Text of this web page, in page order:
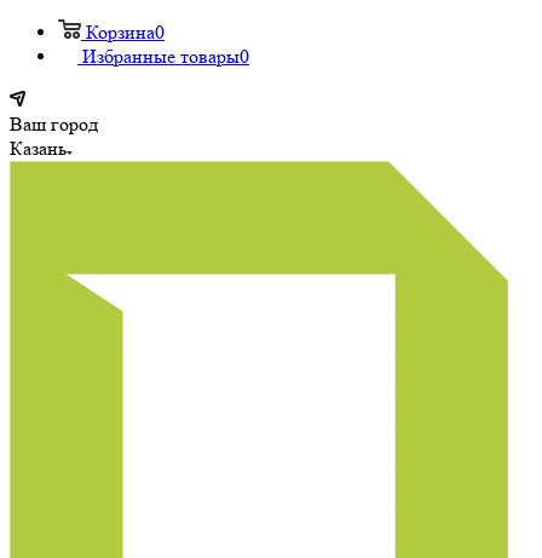
Корзина0
Избранные товары0
Ваш город
Казань